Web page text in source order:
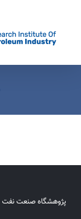
پژوهشگاه صنعت نفت